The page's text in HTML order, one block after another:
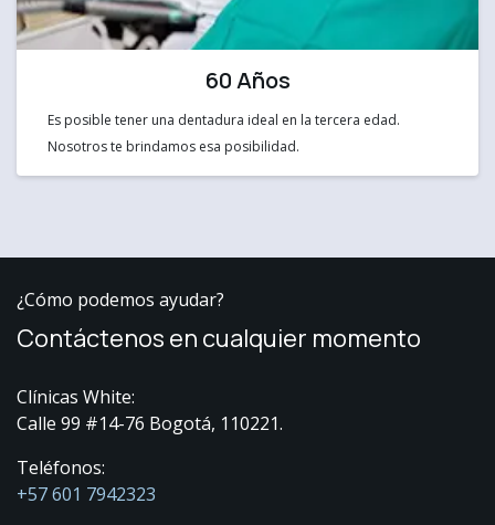
60 Años
Es posible tener una dentadura ideal en la tercera edad.
Nosotros te brindamos esa posibilidad.
¿Cómo podemos ayudar?
Contáctenos en cualquier momento
Clínicas White:
Calle 99 #14-76 Bogotá, 110221.
Teléfonos:
+57 601 7942323